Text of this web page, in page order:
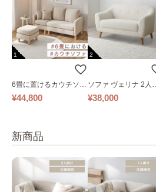
1
6畳に置けるカウチソフ
ァ｜ベージュ
¥44,800
2
ソファ ヴェリナ 2人掛
け
¥38,000
新商品